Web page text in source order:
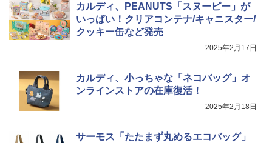
4
TOSHIBA(東芝) スチームオーブンレン
ジ 石窯ドーム ER-D80A(K) ブラック 25
お手入れ 小型 新生活 一人暮らし 二人暮
らし ファミリー
カルディ、PEANUTS「スヌーピー」が
いっぱい！クリアコンテナ/キャニスター/
クッキー缶など発売
2025年2月17日
カルディ、小っちゃな「ネコバッグ」オ
ンラインストアの在庫復活！
2025年2月18日
サーモス「たたまず丸めるエコバッグ」